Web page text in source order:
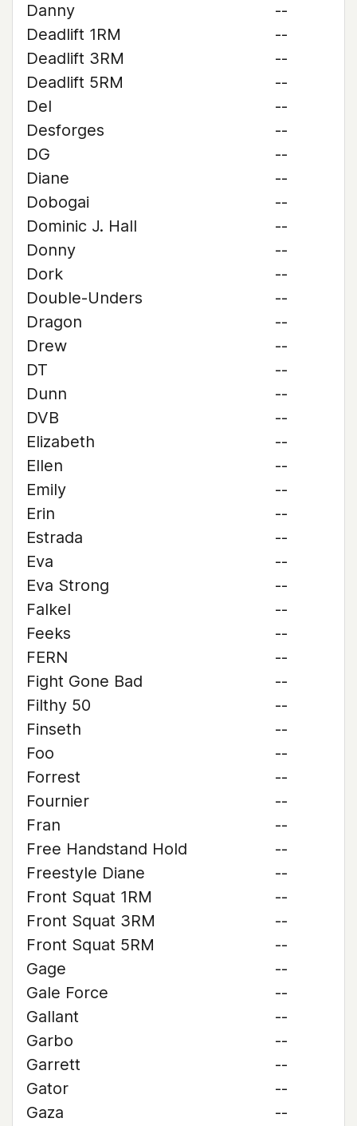
Danny
--
Deadlift 1RM
--
Deadlift 3RM
--
Deadlift 5RM
--
Del
--
Desforges
--
DG
--
Diane
--
Dobogai
--
Dominic J. Hall
--
Donny
--
Dork
--
Double-Unders
--
Dragon
--
Drew
--
DT
--
Dunn
--
DVB
--
Elizabeth
--
Ellen
--
Emily
--
Erin
--
Estrada
--
Eva
--
Eva Strong
--
Falkel
--
Feeks
--
FERN
--
Fight Gone Bad
--
Filthy 50
--
Finseth
--
Foo
--
Forrest
--
Fournier
--
Fran
--
Free Handstand Hold
--
Freestyle Diane
--
Front Squat 1RM
--
Front Squat 3RM
--
Front Squat 5RM
--
Gage
--
Gale Force
--
Gallant
--
Garbo
--
Garrett
--
Gator
--
Gaza
--